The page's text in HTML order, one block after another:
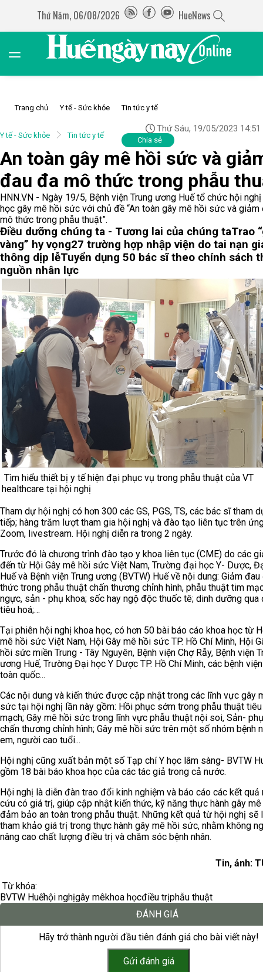
Thứ Năm, 06/08/2026 HueNews
Trang chủ Y tế - Sức khỏe Tin tức y tế
Y tế - Sức khỏe Tin tức y tế
Thứ Sáu, 19/05/2023 14:51
Chia sẻ
An toàn gây mê hồi sức và
đau đa mô thức trong phẫu
HNN.VN - Ngày 19/5, Bệnh viện Trung ương Huế tổ chức hội
học gây mê hồi sức với chủ đề “An toàn gây mê hồi sức và giảm
mô thức trong phẫu thuật”.
Điều dưỡng chúng ta - Tương lai của chúng taTrao
vàng” hy vọng27 trường hợp nhập viện do tai nạn
thông dịp lễTuyển dụng 50 bác sĩ theo chính sách
nguồn nhân lực
Tìm hiểu thiết bị y tế hiện đại phục vụ trong phẫu thuật của VT
healthcare tại hội nghị
Tham dự hội nghị có hơn 300 các GS, PGS, TS, các bác sĩ tham
tiếp; hàng trăm lượt tham gia hội nghị và đào tạo liên tục trên
Zoom, livestream. Hội nghị diễn ra trong 2 ngày.
Trước đó là chương trình đào tạo y khoa liên tục (CME) do các
đến từ Hội Gây mê hồi sức Việt Nam, Trường đại học Y- Dược,
Huế và Bệnh viện Trung ương (BVTW) Huế về nội dung: Giảm
thức trong phẫu thuật chấn thương chỉnh hình, phẫu thuật tim
ngực, sản - phụ khoa; sốc hay ngộ độc thuốc tê; dinh dưỡng qua
tiêu hoá;…
Tại phiên hội nghị khoa học, có hơn 50 bài báo cáo khoa học từ
mê hồi sức Việt Nam, Hội Gây mê hồi sức TP. Hồ Chí Minh, Hội
hồi sức miền Trung - Tây Nguyên, Bệnh viện Chợ Rẫy, Bệnh viện
ương Huế, Trường Đại học Y Dược TP. Hồ Chí Minh, các bệnh
toàn quốc...
Các nội dung và kiến thức được cập nhật trong các lĩnh vực gây
sức tại hội nghị lần này gồm: Hồi phục sớm trong phẫu thuật
mạch; Gây mê hồi sức trong lĩnh vực phẫu thuật nội soi, Sản-
chấn thương chỉnh hình; Gây mê hồi sức trên một số nhóm bệnh
em, người cao tuổi...
Hội nghị cũng xuất bản một số Tạp chí Y học lâm sàng- BVTW
gồm 18 bài báo khoa học của các tác giả trong cả nước.
Hội nghị là diễn đàn trao đổi kinh nghiệm và báo cáo các kết quả
cứu có giá trị, giúp cập nhật kiến thức, kỹ năng thực hành gây
đảm bảo an toàn trong phẫu thuật. Những kết quả từ hội nghị sẽ
tham khảo giá trị trong thực hành gây mê hồi sức, nhằm không
nâng cao chất lượng điều trị và chăm sóc bệnh nhân.
Tin, ảnh:
Từ khóa:
BVTW Huếhội nghịgây mêkhoa họcđiều trịphẫu thuật
ĐÁNH GIÁ
Hãy trở thành người đầu tiên đánh giá cho bài viết này!